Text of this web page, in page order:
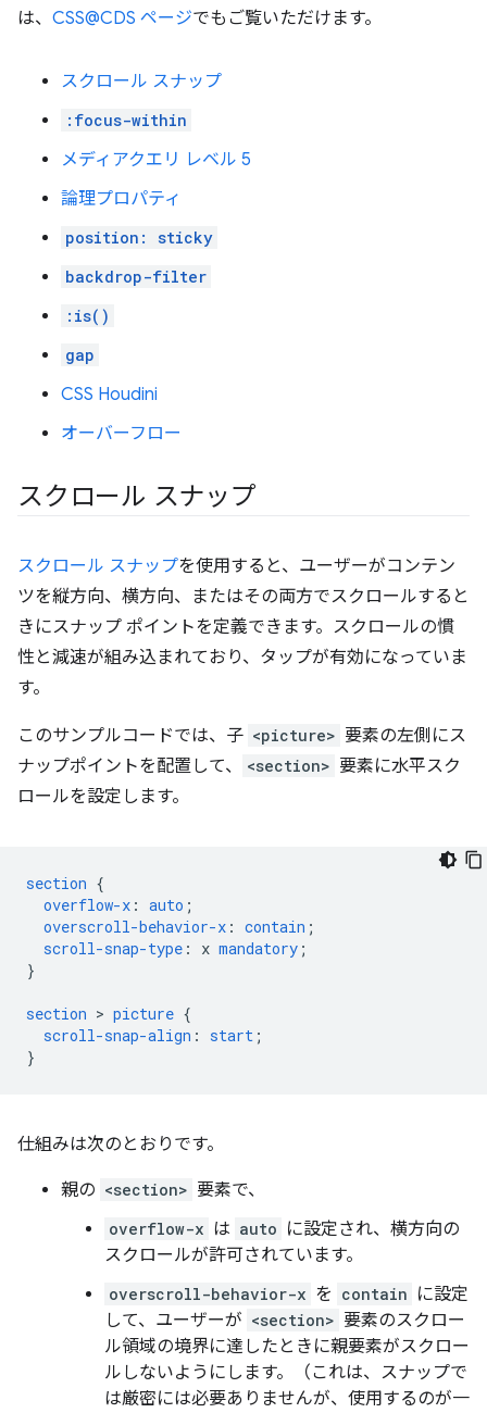
は、 CSS@CDS ページでもご覧いただけます。
スクロール スナップ
:focus-within
メディアクエリ レベル 5
論理プロパティ
position: sticky
backdrop-filter
:is()
gap
CSS Houdini
オーバーフロー
スクロール スナップ
スクロール スナップを使用すると、ユーザーがコンテン
ツを縦方向、横方向、またはその両方でスクロールすると
きにスナップ ポイントを定義できます。スクロールの慣
性と減速が組み込まれており、タップが有効になっていま
す。
このサンプルコードでは、子 <picture> 要素の左側にス
ナップポイントを配置して、
<section> 要素に水平スク
ロールを設定します。
section {
overflow-x : auto ;
overscroll-behavior-x : contain ;
scroll-snap-type : x mandatory ;
}
section > picture {
scroll-snap-align : start ;
}
仕組みは次のとおりです。
親の <section> 要素で、
overflow-x は auto に設定され、横方向の
スクロールが許可されています。
overscroll-behavior-x を contain に設定
して、ユーザーが <section> 要素のスクロー
ル領域の境界に達したときに親要素がスクロー
ルしないようにします。（これは、スナップで
は厳密には必要ありませんが、使用するのが一